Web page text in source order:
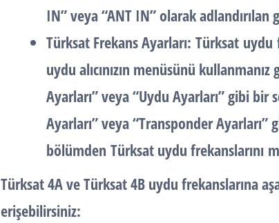
IN” veya “ANT IN” olarak adlandırılan
Türksat Frekans Ayarları: Türksat uydu
uydu alıcınızın menüsünü
Ayarları” veya “Uydu Ayarları” gibi bir
Ayarları” veya “Transponder Ayarları”
bölümden Türksat uydu frekanslarını
Türksat 4A ve Türksat 4B uydu frekanslarına
erişebilirsiniz: